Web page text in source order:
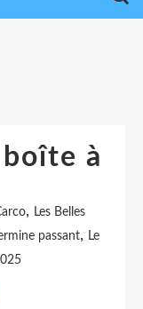
à
, Les Belles
passant, Le